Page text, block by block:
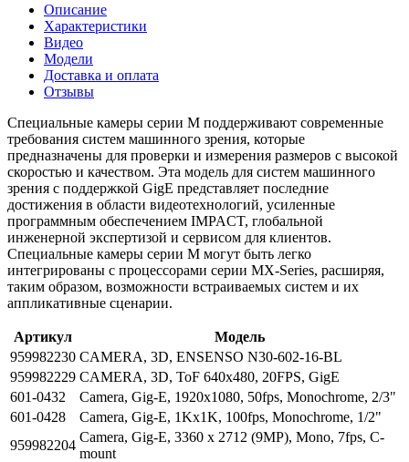
Описание
Характеристики
Видео
Модели
Доставка и оплата
Отзывы
Специальные камеры серии M поддерживают современные
требования систем машинного зрения, которые
предназначены для проверки и измерения размеров с высокой
скоростью и качеством. Эта модель для систем машинного
зрения с поддержкой GigE представляет последние
достижения в области видеотехнологий, усиленные
программным обеспечением IMPACT, глобальной
инженерной экспертизой и сервисом для клиентов.
Специальные камеры серии M могут быть легко
интегрированы с процессорами серии MX-Series, расширяя,
таким образом, возможности встраиваемых систем и их
аппликативные сценарии.
Артикул
Модель
959982230 CAMERA, 3D, ENSENSO N30-602-16-BL
959982229 CAMERA, 3D, ToF 640x480, 20FPS, GigE
601-0432
Camera, Gig-E, 1920x1080, 50fps, Monochrome, 2/3"
601-0428
Camera, Gig-E, 1Kx1K, 100fps, Monochrome, 1/2"
959982204
Camera, Gig-E, 3360 x 2712 (9MP), Mono, 7fps, C-
mount